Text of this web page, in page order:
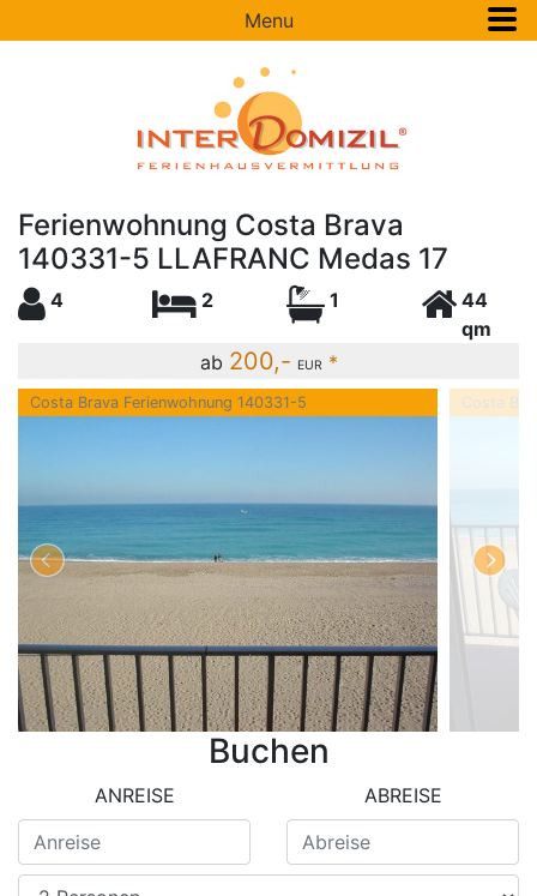
Menu
Ferienwohnung Costa Brava
140331-5 LLAFRANC Medas 17
4 2 1
44
qm
ab 200,- EUR *
Costa Brava Ferienwohnung 140331-5 Costa
Buchen
ANREISE ABREISE